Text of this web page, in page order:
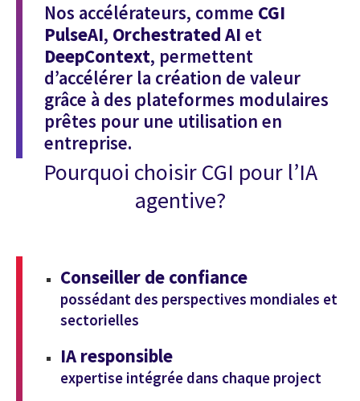
Nos accélérateurs, comme CGI
PulseAI, Orchestrated AI et
DeepContext, permettent
d’accélérer la création de valeur
grâce à des plateformes modulaires
prêtes pour une utilisation en
entreprise.
Pourquoi choisir CGI pour l’IA
agentive?
Conseiller de confiance
possédant des perspectives mondiales et
sectorielles
IA responsible
expertise intégrée dans chaque project